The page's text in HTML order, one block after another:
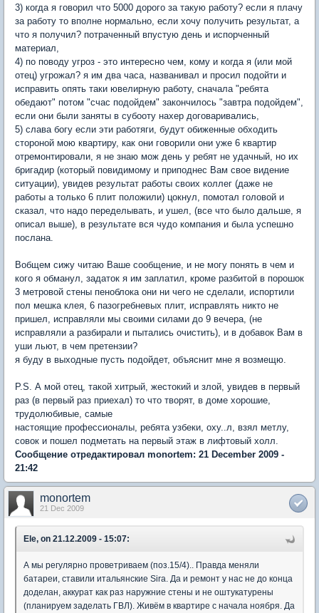
3) когда я говорил что 5000 дорого за такую работу? если я плачу
за работу то вполне нормально, если хочу получить результат, а
что я получил? потраченный впустую день и испорченный
материал,
4) по поводу угроз - это интересно чем, кому и когда я (или мой
отец) угрожал? я им два часа, названивал и просил подойти и
исправить опять таки ювелирную работу, сначала "ребята
обедают" потом "счас подойдем" закончилось "завтра подойдем",
если они были заняты в субооту нахер договаривались,
5) слава богу если эти работяги, будут обиженные обходить
стороной мою квартиру, как они говорили они уже 6 квартир
отремонтировали, я не знаю мож день у ребят не удачный, но их
бригадир (который повидимому и приподнес Вам свое видение
ситуации), увидев результат работы своих коллег (даже не
работы а только 6 плит положили) цокнул, помотал головой и
сказал, что надо переделывать, и ушел, (все что было дальше, я
описал выше), в результате вся чудо компания и была успешно
послана.
Вобщем сижу читаю Ваше сообщение, и не могу понять в чем и
кого я обманул, задаток я им заплатил, кроме разбитой в порошок
3 метровой стены пеноблока они ни чего не сделали, испортили
пол мешка клея, 6 пазогребневых плит, исправлять никто не
пришел, исправляли мы своими силами до 9 вечера, (не
исправляли а разбирали и пытались очистить), и в добавок Вам в
уши льют, в чем претензии?
я буду в выходные пусть подойдет, объяснит мне я возмещю.
P.S. А мой отец, такой хитрый, жестокий и злой, увидев в первый
раз (в первый раз приехал) то что творят, в доме хорошие,
трудолюбивые, самые
настоящие профессионалы, ребята узбеки, оху..л, взял метлу,
совок и пошел подметать на первый этаж в лифтовый холл.
Сообщение отредактировал monortem: 21 December 2009 -
21:42
monortem
21 Dec 2009
Ele, on 21.12.2009 - 15:07:
А мы регулярно проветриваем (поз.15/4).. Правда меняли
батареи, ставили итальянские Sira. Да и ремонт у нас не до конца
доделан, аккурат как раз наружние стены и не оштукатурены
(планируем заделать ГВЛ). Живём в квартире с начала ноября. Да